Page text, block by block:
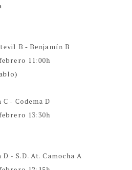
B - Benjamín B
11:00h
- Codema D
13:30h
- S.D. At. Camocha A